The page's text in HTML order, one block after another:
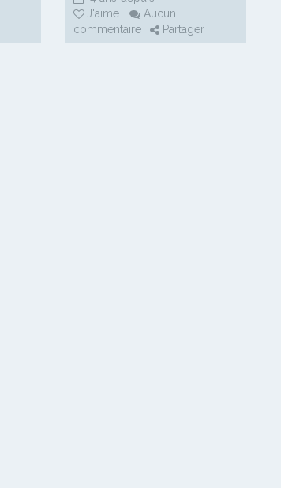
J'aime ...
Aucun
commentaire
Partager